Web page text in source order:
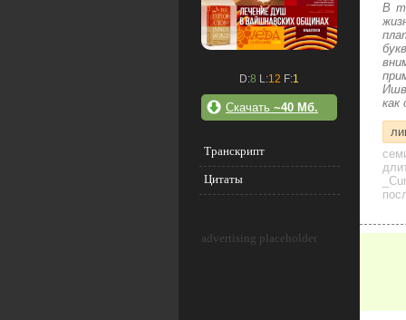
D:8 L:12 F:1
Скачать ~40 Мб.
Транскрипт
Цитаты
advertising placeholder
В
как